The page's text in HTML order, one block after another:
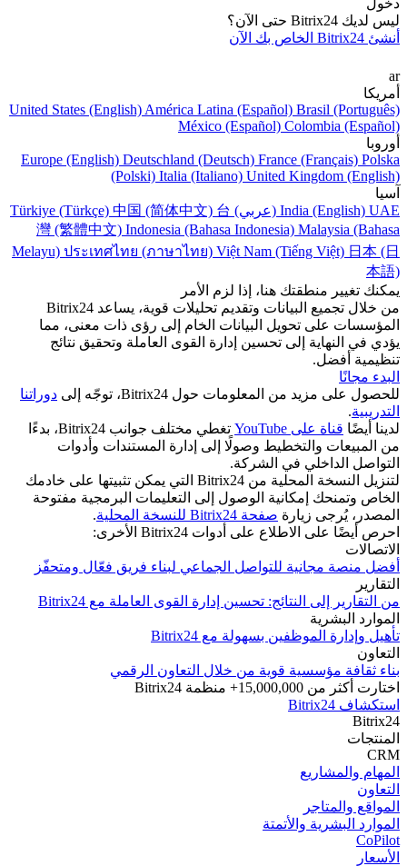
دخول
ليس لديك Bitrix24 حتى الآن؟
أنشئ Bitrix24 الخاص بك الآن
ar
أمريكا
United States (English) América Latina (Español) Brasil (Português)
México (Español) Colombia (Español)
أوروبا
Europe (English) Deutschland (Deutsch) France (Français) Polska
(Polski) Italia (Italiano) United Kingdom (English)
آسيا
India (English) UAE (عربي) Türkiye (Türkçe) 中国 (简体中文) 台
灣 (繁體中文) Indonesia (Bahasa Indonesia) Malaysia (Bahasa
Melayu) ประเทศไทย (ภาษาไทย) Việt Nam (Tiếng Việt) 日本 (日
本語)
يمكنك تغيير منطقتك هنا، إذا لزم الأمر
من خلال تجميع البيانات وتقديم تحليلات قوية، يساعد Bitrix24
المؤسسات على تحويل البيانات الخام إلى رؤى ذات معنى، مما
يؤدي في النهاية إلى تحسين إدارة القوى العاملة وتحقيق نتائج
تنظيمية أفضل.
البدء مجانًا
للحصول على مزيد من المعلومات حول Bitrix24، توجّه إلى
دوراتنا
التدريبية.
لدينا أيضًا قناة على YouTube
تغطي مختلف جوانب Bitrix24، بدءًا
من المبيعات والتخطيط وصولًا إلى إدارة المستندات وأدوات
التواصل الداخلي في الشركة.
لتنزيل النسخة المحلية من Bitrix24 التي يمكن تثبيتها على خادمك
الخاص وتمنحك إمكانية الوصول إلى التعليمات البرمجية مفتوحة
المصدر، يُرجى زيارة صفحة Bitrix24 للنسخة المحلية
.
احرص أيضًا على الاطلاع على أدوات Bitrix24 الأخرى:
الاتصالات
أفضل منصة مجانية للتواصل الجماعي لبناء فريق فعّال ومتحفّز
التقارير
من التقارير إلى النتائج: تحسين إدارة القوى العاملة مع Bitrix24
الموارد البشرية
تأهيل وإدارة الموظفين بسهولة مع Bitrix24
التعاون
بناء ثقافة مؤسسية قوية من خلال التعاون الرقمي
اختارت أكثر من 15,000,000+ منظمة Bitrix24
استكشاف Bitrix24
Bitrix24
المنتجات
CRM
المھام والمشاریع
التعاون
المواقع والمتاجر
الموارد البشرية والأتمتة
CoPilot
الأسعار